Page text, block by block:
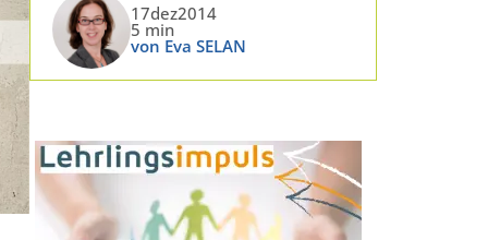
17dez2014
5 min
von Eva SELAN